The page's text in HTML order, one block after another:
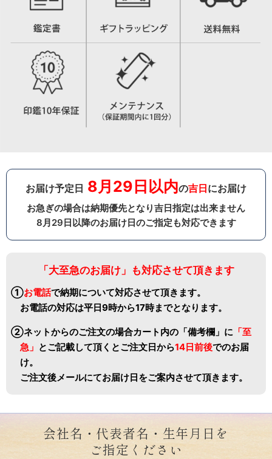
お届け予定日 8月29日以内の吉日にお届け
お急ぎの場合は納期優先となり吉日指定は出来ません
8月29日以降のお届け日のご指定も対応できます
「大至急のお届け」も対応させて頂きます
①お電話で納期について対応させて頂きます。
お電話の対応は平日9時から17時までとなります。
②ネットからのご注文の場合カート内の「備考欄」に 「至
急」 とご記載して頂くとご注文日から14日前後でのお届
け。
ご注文後メールにてお届け日をご案内させて頂きます。
会社名・代表者名・生年月日を
ご指定ください